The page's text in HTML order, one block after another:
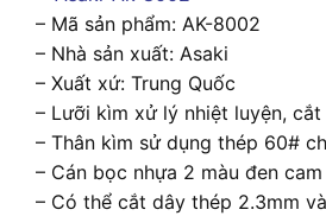
– Mã sản phẩm: AK-8002
– Nhà sản xuất: Asaki
– Xuất xứ: Trung Quốc
– Lưỡi kìm xử lý nhiệt luyện, cắt
– Thân kìm sử dụng thép 60#
– Cán bọc nhựa 2 màu đen
– Có thể cắt dây thép 2.3mm